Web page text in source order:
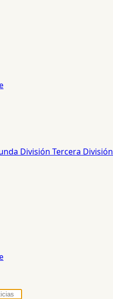
División Tercera División